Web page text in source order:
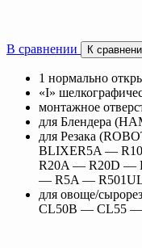
В сравнении К
1 нормально
«I»
монтажное
для Блендера
для Резака
BLIXER5A —
R20A — R20D —
— R5A —
для овоще/
CL50B — CL55